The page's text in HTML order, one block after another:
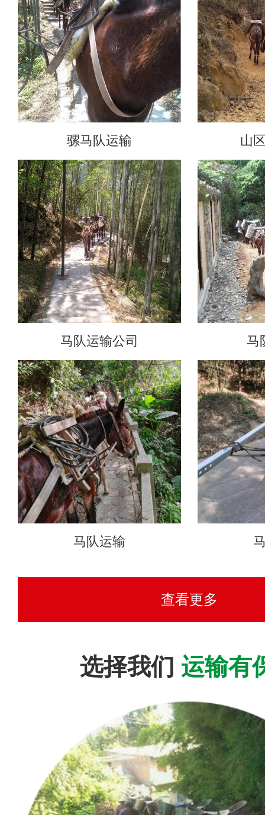
骡马队运输 山
马队运输公司 马
马队运输
查看更多
选择我们 运输有